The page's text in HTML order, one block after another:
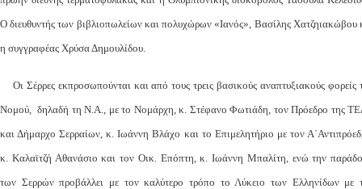
Ο διευθυντής των βιβλιοπωλείων και πολυχώρων «Ιανός», Βασίλης Χατζηιακώβου
η συγγραφέας Χρύσα Δημουλίδου.
Οι Σέρρες εκπροσωπούνται και από τους τρεις βασικούς αναπτυξιακούς φορείς
Νομού, δηλαδή τη Ν.Α., με το Νομάρχη, κ. Στέφανο Φωτιάδη, τον Πρόεδρο της
και Δήμαρχο Σερραίων, κ. Ιωάννη Βλάχο και το Επιμελητήριο με τον
κ. Καλαϊτζή Αθανάσιο και τον Οικ. Επόπτη, κ. Ιωάννη Μπαλίτη, ενώ την
των Σερρών προβάλλει με τον καλύτερο τρόπο το Λύκειο των Ελληνίδων με